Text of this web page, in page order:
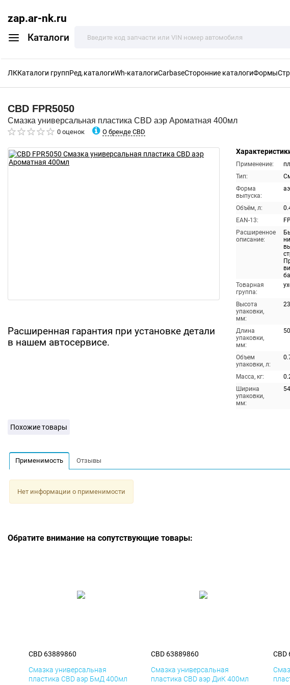
zap.ar-nk.ru
Каталоги
ЛККаталоги группРед.каталогиWh-каталогиCarbaseСторонние каталогиФормы
CBD FPR5050
Смазка универсальная пластика CBD аэр Ароматная 400мл
0 оценок О бренде CBD
Расширенная гарантия при установке детали
в нашем автосервисе.
Применение:
Тип:
Форма
выпуска:
Объём, л:
EAN-13:
Расширенное
описание:
Товарная
группа:
Высота
упаковки,
мм:
Длина
упаковки,
мм:
50
Объем
упаковки, л:
Масса, кг:
Ширина
упаковки,
мм:
54
Похожие товары
Применимость Отзывы
Нет информации о применимости
Обратите внимание на сопутствующие товары:
CBD 63889860
Смазка универсальная
пластика CBD аэр БмД 400мл
CBD 63889860
Смазка универсальная
пластика CBD аэр ДиК 400мл
CBD